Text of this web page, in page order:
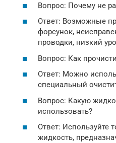
Вопрос: Почему не
Ответ: Возможные
форсунок,
проводки, низкий
Вопрос: Как
Ответ: Можно
специальный
Вопрос: Какую
использовать?
Ответ: Используйте
жидкость,